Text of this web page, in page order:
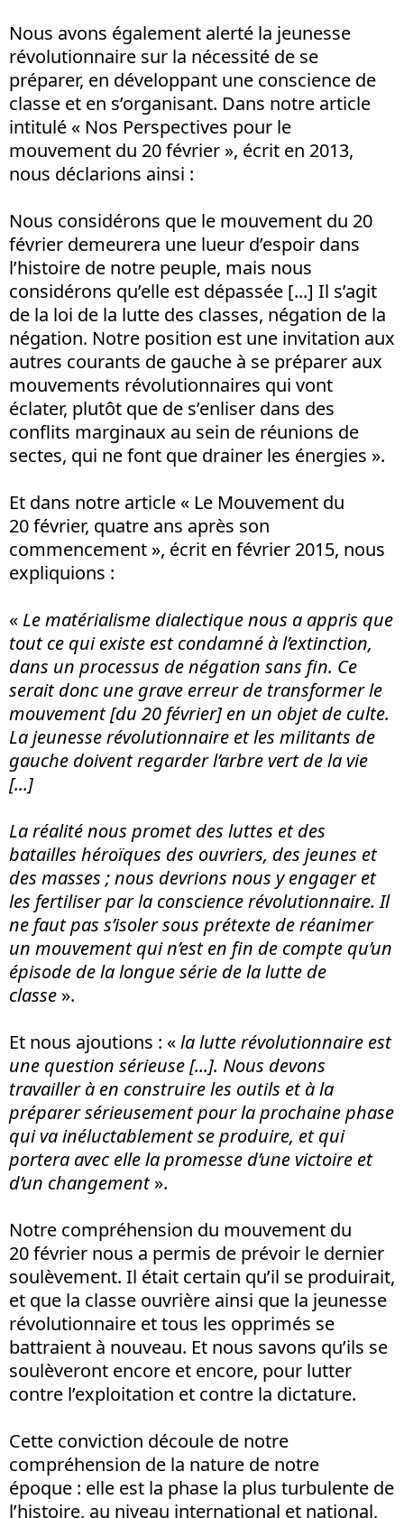
Nous avons également alerté la jeunesse
révolutionnaire sur la nécessité de se
préparer, en développant une conscience de
classe et en s’organisant. Dans notre article
intitulé « Nos Perspectives pour le
mouvement du 20 février », écrit en 2013,
nous déclarions ainsi :
Nous considérons que le mouvement du 20
février demeurera une lueur d’espoir dans
l’histoire de notre peuple, mais nous
considérons qu’elle est dépassée [...] Il s’agit
de la loi de la lutte des classes, négation de la
négation. Notre position est une invitation aux
autres courants de gauche à se préparer aux
mouvements révolutionnaires qui vont
éclater, plutôt que de s’enliser dans des
conflits marginaux au sein de réunions de
sectes, qui ne font que drainer les énergies ».
Et dans notre article « Le Mouvement du
20 février, quatre ans après son
commencement », écrit en février 2015, nous
expliquions :
« Le matérialisme dialectique nous a appris que
tout ce qui existe est condamné à l’extinction,
dans un processus de négation sans fin. Ce
serait donc une grave erreur de transformer le
mouvement [du 20 février] en un objet de culte.
La jeunesse révolutionnaire et les militants de
gauche doivent regarder l’arbre vert de la vie
[...]
La réalité nous promet des luttes et des
batailles héroïques des ouvriers, des jeunes et
des masses ; nous devrions nous y engager et
les fertiliser par la conscience révolutionnaire. Il
ne faut pas s’isoler sous prétexte de réanimer
un mouvement qui n’est en fin de compte qu’un
épisode de la longue série de la lutte de
classe ».
Et nous ajoutions : «la lutte révolutionnaire est
une question sérieuse [...]. Nous devons
travailler à en construire les outils et à la
préparer sérieusement pour la prochaine phase
qui va inéluctablement se produire, et qui
portera avec elle la promesse d’une victoire et
d’un changement».
Notre compréhension du mouvement du
20 février nous a permis de prévoir le dernier
soulèvement. Il était certain qu’il se produirait,
et que la classe ouvrière ainsi que la jeunesse
révolutionnaire et tous les opprimés se
battraient à nouveau. Et nous savons qu’ils se
soulèveront encore et encore, pour lutter
contre l’exploitation et contre la dictature.
Cette conviction découle de notre
compréhension de la nature de notre
époque : elle est la phase la plus turbulente de
l’histoire, au niveau international et national,